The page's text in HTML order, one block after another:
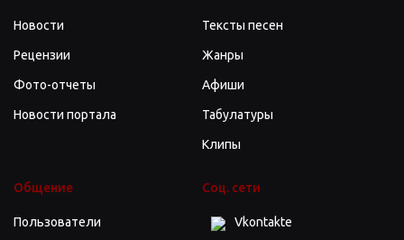
Новости
Рецензии
Фото-отчеты
Новости портала
Тексты песен
Жанры
Афиши
Табулатуры
Клипы
Общение
Пользователи
Соц. сети
Vkontakte